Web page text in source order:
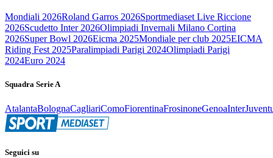
Mondiali 2026Roland Garros 2026Sportmediaset Live Riccione
2026Scudetto Inter 2026Olimpiadi Invernali Milano Cortina
2026Super Bowl 2026Eicma 2025Mondiale per club 2025EICMA
Riding Fest 2025Paralimpiadi Parigi 2024Olimpiadi Parigi
2024Euro 2024
Squadra Serie A
AtalantaBolognaCagliariComoFiorentinaFrosinoneGenoaInter
Seguici su